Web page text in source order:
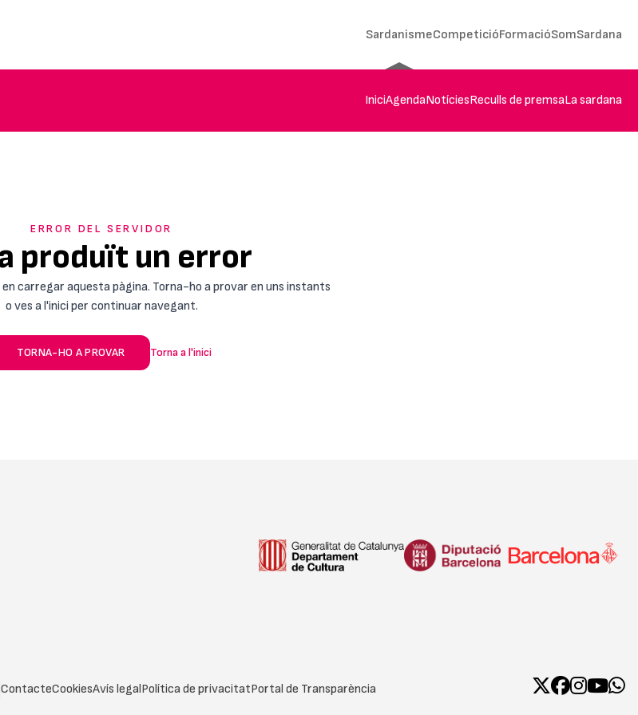
SardanismeCompeticióFormacióSomSardana
IniciAgendaNotíciesReculls de premsaLa sardana
ERROR DEL SERVIDOR
produït un error
carregar aquesta pàgina. Torna-ho a provar en uns instants
o ves a l'inici per continuar navegant.
TORNA-HO A PROVAR Torna a l'inici
ContacteCookiesAvís legalPolítica de privacitatPortal de Transparència